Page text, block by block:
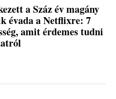
a Száz év magány
évada a Netflixre: 7
amit érdemes tudni